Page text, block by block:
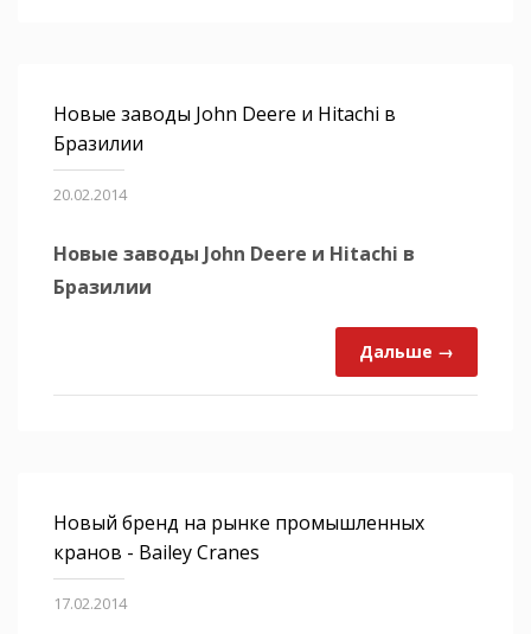
Новые заводы John Deere и Hitachi в
Бразилии
20.02.2014
Новые заводы John Deere и Hitachi в
Бразилии
Дальше →
Новый бренд на рынке промышленных
кранов - Bailey Cranes
17.02.2014